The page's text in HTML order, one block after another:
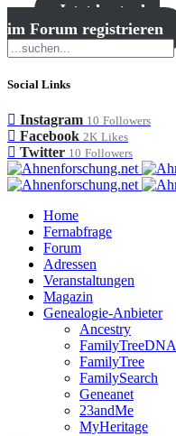
Jetzt kostenlos
im Forum registrieren
Social Links
Instagram 10 Followers
Facebook 2K Likes
Twitter 10 Followers
Home
Fernabfrage
Forum
Adressen
Veranstaltungen
Magazin
Genealogie-Anbieter
Ancestry
FamilyTreeDNA
FamilyTree
FamilySearch
Geneanet
23andMe
MyHeritage